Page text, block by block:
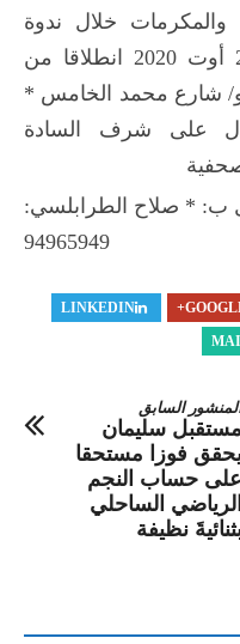
والمكرمات خلال ندوة
صحفية تنتظم يوم الخميس 27 أوت 2020 انطلاقا من
شارع محمد الخامس *
على شرف السادة
ب: * صلاح الطرابلسي:
94965949
LINKEDIN
السابق
مستقبل سليمان
فوزا مستحقا
على حساب النجم
الرياضي الساحلي
نظيفة